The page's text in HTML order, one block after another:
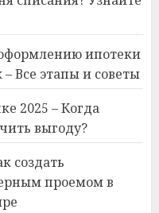
ипотеки
Все этапы и советы
2025 – Когда
выгоду?
создать
проемом в